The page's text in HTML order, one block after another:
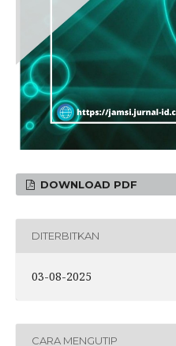
DOWNLOAD PDF
DITERBITKAN
03-08-2025
CARA MENGUTIP